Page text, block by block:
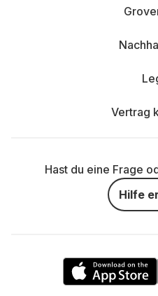
Vertrag
Hast du eine Frage
Hilfe